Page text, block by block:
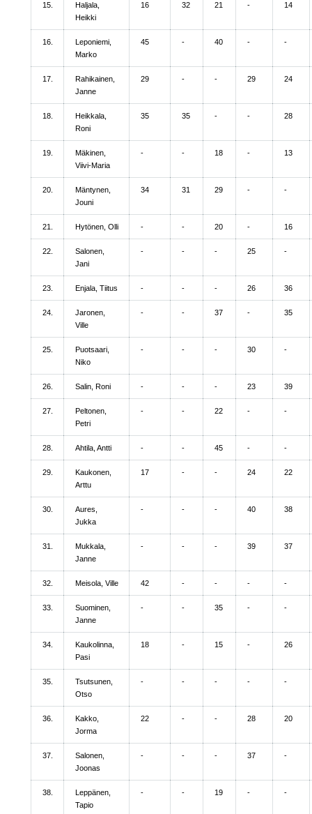
15.
Haljala,
Heikki
16 32 21 - 14
16.
Leponiemi,
Marko
45 - 40 - -
17.
Rahikainen,
Janne
29 - - 29 24
18.
Heikkala,
Roni
35 35 - - 28
19.
Mäkinen,
Viivi-Maria
- - 18 - 13
20.
Mäntynen,
Jouni
34 31 29 - -
21. Hytönen, Olli - - 20 - 16
22.
Salonen,
Jani
- - - 25 -
23. Enjala, Tiitus - - - 26 36
24.
Jaronen,
Ville
- - 37 - 35
25.
Puotsaari,
Niko
- - - 30 -
26. Salin, Roni - - - 23 39
27.
Peltonen,
Petri
- - 22 - -
28. Ahtila, Antti - - 45 - -
29.
Kaukonen,
Arttu
17 - - 24 22
30.
Aures,
Jukka
- - - 40 38
31.
Mukkala,
Janne
- - - 39 37
32. Meisola, Ville 42 - - - -
33.
Suominen,
Janne
- - 35 - -
34.
Kaukolinna,
Pasi
18 - 15 - 26
35.
Tsutsunen,
Otso
- - - - -
36.
Kakko,
Jorma
22 - - 28 20
37.
Salonen,
Joonas
- - - 37 -
38.
Leppänen,
Tapio
- - 19 - -